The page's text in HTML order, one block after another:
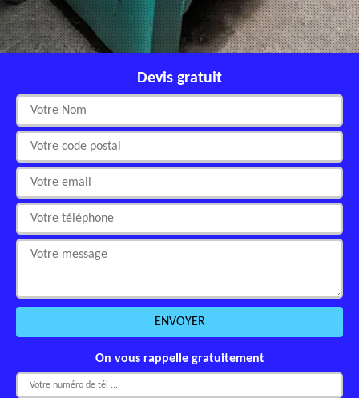
Devis gratuit
On vous rappelle gratuitement